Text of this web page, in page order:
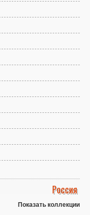
Россия
Показать коллекции